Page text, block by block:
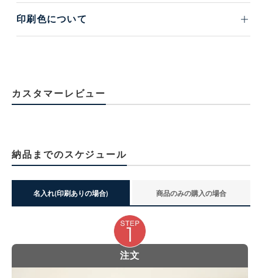
印刷色について
カスタマーレビュー
納品までのスケジュール
名入れ(印刷ありの場合) 商品のみの購入の場合
注文